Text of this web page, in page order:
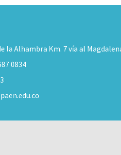
la Alhambra Km. 7 vía al
0834